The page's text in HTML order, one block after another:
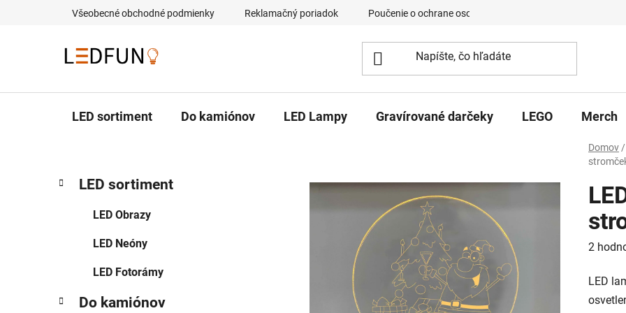
Všeobecné obchodné podmienky Reklamačný poriadok Poučenie o ochrane osobných údajov a používaní cookies
LED sortiment Do kamiónov LED Lampy Gravírované darčeky LEGO Merch
Domov /
B
n
kategórie
a
e
LED sortiment
LED Obrazy
LED Neóny
LED Fotorámy
Do kamiónov
je
2
LED